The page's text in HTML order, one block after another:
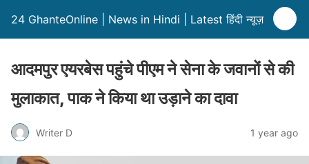
24 GhanteOnline | News in Hindi | Latest हिंदी न्यूज़
आदमपुर एयरबेस पहुंचे पीएम ने सेना के जवानों से की
मुलाकात, पाक ने किया था उड़ाने का दावा
Writer D 1 year ago